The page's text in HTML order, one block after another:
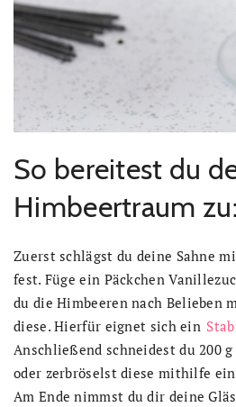
So bereitest du
Himbeertraum zu:
Zuerst schlägst du deine Sahne
fest. Füge ein Päckchen
du die Himbeeren nach Belieben
diese. Hierfür eignet sich ein
Anschließend schneidest du 200
oder zerbröselst diese mithilfe
Am Ende nimmst du dir deine